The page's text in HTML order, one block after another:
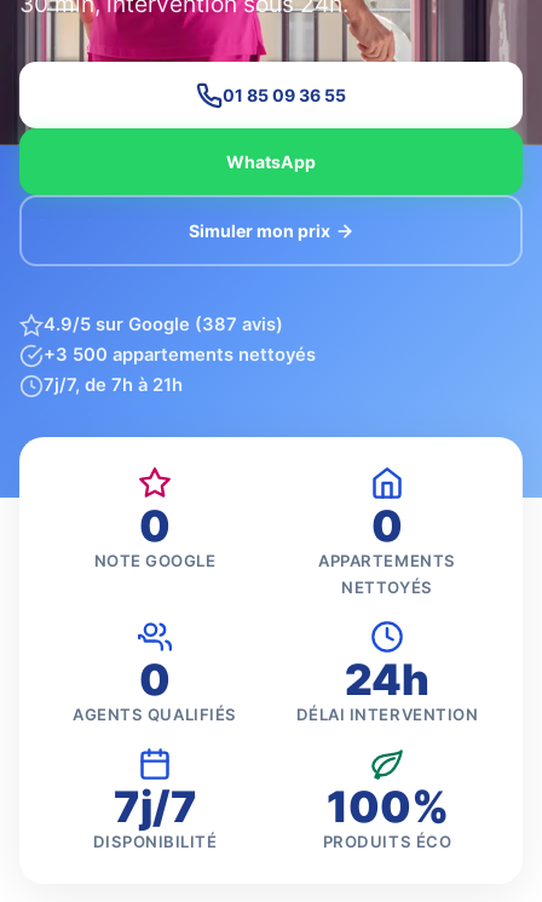
01 85 09 36 55
WhatsApp
Simuler mon prix
4.9/5 sur Google (387 avis)
+3 500 appartements nettoyés
7j/7, de 7h à 21h
0
NOTE GOOGLE
0
APPARTEMENTS
NETTOYÉS
0
AGENTS QUALIFIÉS
24h
DÉLAI INTERVENTION
7j/7
DISPONIBILITÉ
100%
PRODUITS ÉCO